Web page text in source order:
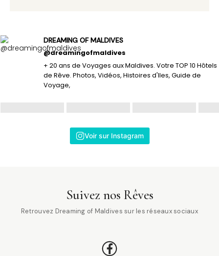
DREAMING OF MALDIVES
@dreamingofmaldives
+ 20 ans de Voyages aux Maldives. Votre TOP 10 Hôtels
de Rêve. Photos, Vidéos, Histoires d'Iles, Guide de
Voyage,
Voir sur Instagram
Suivez nos Rêves
Retrouvez Dreaming of Maldives sur les réseaux sociaux